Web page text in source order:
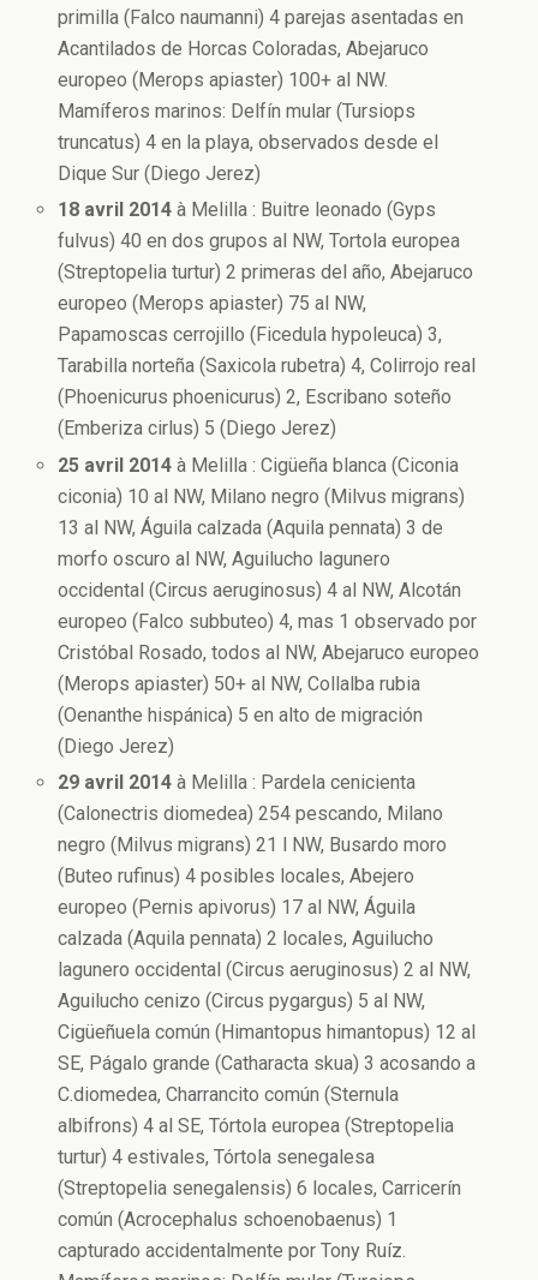
primilla (Falco naumanni) 4 parejas asentadas en
Acantilados de Horcas Coloradas, Abejaruco
europeo (Merops apiaster) 100+ al NW.
Mamíferos marinos: Delfín mular (Tursiops
truncatus) 4 en la playa, observados desde el
Dique Sur (Diego Jerez)
18 avril 2014 à Melilla : Buitre leonado (Gyps
fulvus) 40 en dos grupos al NW, Tortola europea
(Streptopelia turtur) 2 primeras del año, Abejaruco
europeo (Merops apiaster) 75 al NW,
Papamoscas cerrojillo (Ficedula hypoleuca) 3,
Tarabilla norteña (Saxicola rubetra) 4, Colirrojo real
(Phoenicurus phoenicurus) 2, Escribano soteño
(Emberiza cirlus) 5 (Diego Jerez)
25 avril 2014 à Melilla : Cigüeña blanca (Ciconia
ciconia) 10 al NW, Milano negro (Milvus migrans)
13 al NW, Águila calzada (Aquila pennata) 3 de
morfo oscuro al NW, Aguilucho lagunero
occidental (Circus aeruginosus) 4 al NW, Alcotán
europeo (Falco subbuteo) 4, mas 1 observado por
Cristóbal Rosado, todos al NW, Abejaruco europeo
(Merops apiaster) 50+ al NW, Collalba rubia
(Oenanthe hispánica) 5 en alto de migración
(Diego Jerez)
29 avril 2014 à Melilla : Pardela cenicienta
(Calonectris diomedea) 254 pescando, Milano
negro (Milvus migrans) 21 l NW, Busardo moro
(Buteo rufinus) 4 posibles locales, Abejero
europeo (Pernis apivorus) 17 al NW, Águila
calzada (Aquila pennata) 2 locales, Aguilucho
lagunero occidental (Circus aeruginosus) 2 al NW,
Aguilucho cenizo (Circus pygargus) 5 al NW,
Cigüeñuela común (Himantopus himantopus) 12 al
SE, Págalo grande (Catharacta skua) 3 acosando a
C.diomedea, Charrancito común (Sternula
albifrons) 4 al SE, Tórtola europea (Streptopelia
turtur) 4 estivales, Tórtola senegalesa
(Streptopelia senegalensis) 6 locales, Carricerín
común (Acrocephalus schoenobaenus) 1
capturado accidentalmente por Tony Ruíz.